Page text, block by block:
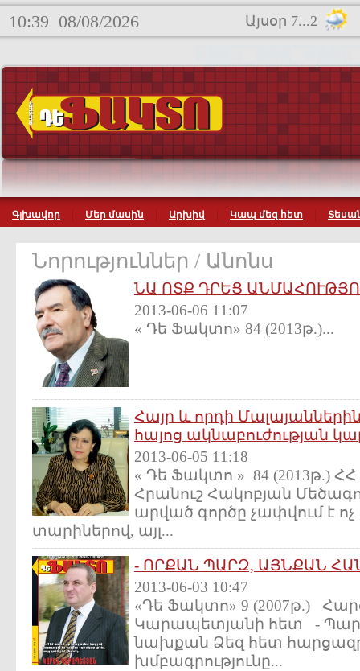
10:39 08/08/2026 Այսօր 7...2
Գլխավոր Մեր մասին Արխիվ Կապ մեզ հետ
Նորություններ / Անոնս
ՆԱ ՈՏՔ ԴՐԵՑ
2013-06-06 11:07
« Դե Ֆակտո» 84 (2013թ.)...
Հայր և որդի
հայոց ակնաբուժության
2013-06-05 11:18
« Դե Ֆակտո » 84 (2013թ.)
Հրանուշ Հակոբյան
արված գործը չափվում է
տարիներով, այլ...
- ՈՐՔԱՆ ՊԱՐԶ, ԱՅՆՔԱՆ
2013-06-03 10:47
«Դե Ֆակտո» 9 (2007թ.)
Կարապետյանի հետ -
նախքան Ձեզ հետ
խմբագրությունը...